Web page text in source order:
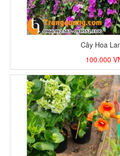
Cây Hoa
100.000